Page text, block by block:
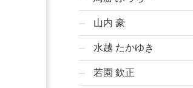
山内 豪
水越 たかゆき
若園 欽正